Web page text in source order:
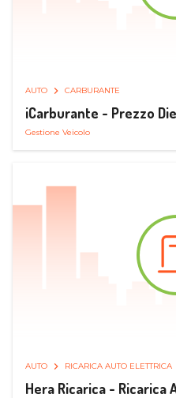
AUTO CARBURANTE
iCarburante - Prezzo
Gestione Veicolo
AUTO RICARICA AUTO ELETTRICA
Hera Ricarica - Ricarica